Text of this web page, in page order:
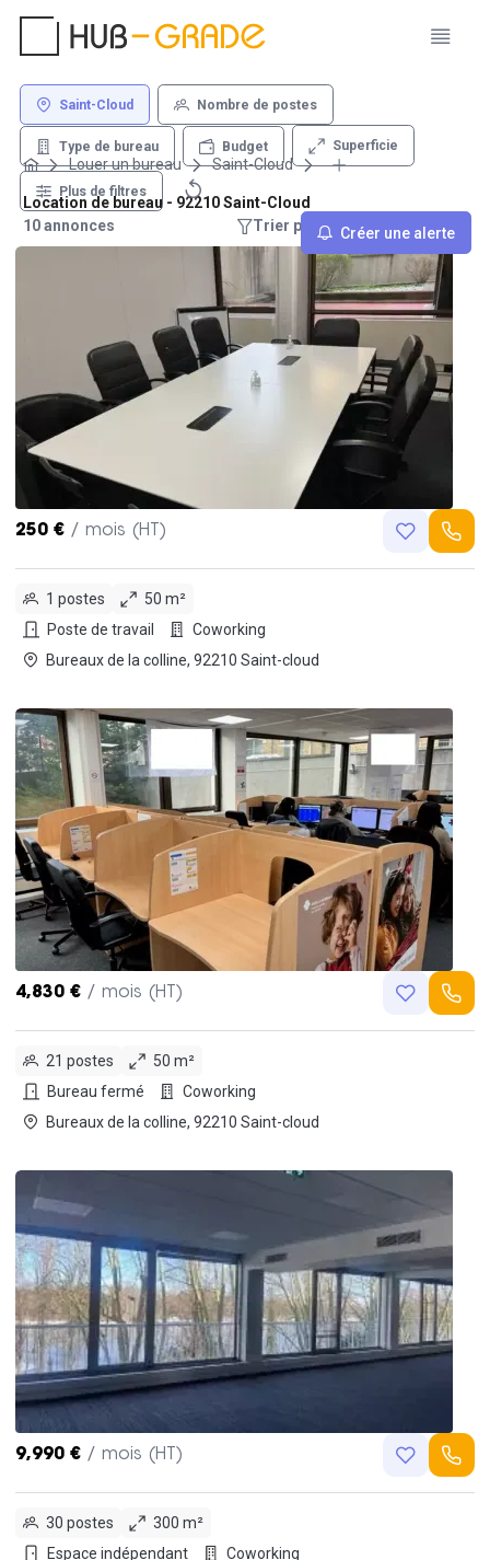
Saint-Cloud Nombre de postes
Type de bureau Budget Superficie
Plus de filtres
Créer une alerte
Louer un bureau Saint-Cloud
Location de bureau - 92210 Saint-Cloud
10 annonces
Trier par : Recommandations
250 € / mois (HT)
1 postes
50 m²
Poste de travail
Coworking
Bureaux de la colline, 92210 Saint-cloud
4,830 € / mois (HT)
21 postes
50 m²
Bureau fermé
Coworking
Bureaux de la colline, 92210 Saint-cloud
9,990 € / mois (HT)
30 postes
300 m²
Espace indépendant
Coworking